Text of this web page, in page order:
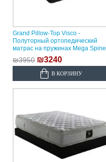
Grand Pillow-Top Visco -
Полуторный ортопедический
матрас на пружинах Mega Spine
₪3950 ₪3240
В КОРЗИНУ